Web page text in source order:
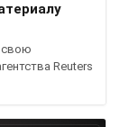
свою
Reuters